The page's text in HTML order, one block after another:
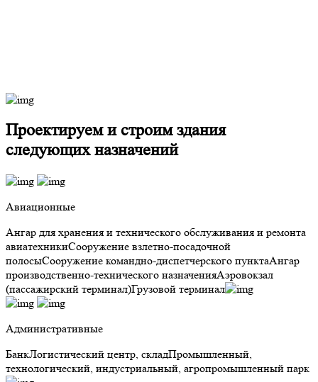
Проектируем и строим здания
следующих назначений
Авиационные
Ангар для хранения и технического обслуживания и ремонта
авиатехникиСооружение взлетно-посадочной
полосыСооружение командно-диспетчерского пунктаАнгар
производственно-технического назначенияАэровокзал
(пассажирский терминал)Грузовой терминал
Административные
БанкЛогистический центр, складПромышленный,
технологический, индустриальный, агропромышленный парк